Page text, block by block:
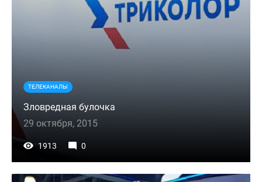
ТЕЛЕКАНАЛЫ
Зловредная булочка
29 октября, 2015
1913 0